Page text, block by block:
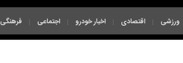
ورزشی | اقتصادی | اخبار خودرو | اجتماعی | فرهنگی
|